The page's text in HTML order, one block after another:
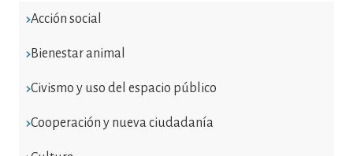
Acción social
Bienestar animal
Civismo y uso del espacio público
Cooperación y nueva ciudadanía